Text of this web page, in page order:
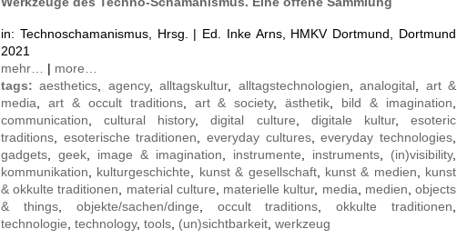
in: Technoschamanismus, Hrsg. | Ed. Inke Arns, HMKV Dortmund, Dortmund
2021
mehr… | more…
tags:aesthetics, agency,alltagskultur, alltagstechnologien,analogital, art &
media, art & occult traditions, art & society,ästhetik, bild & imagination,
communication,cultural history,digital culture, digitale kultur,esoteric
traditions, esoterische traditionen,everyday cultures,everyday technologies,
gadgets, geek, image & imagination, instrumente, instruments, (in)visibility,
kommunikation, kulturgeschichte, kunst & gesellschaft, kunst & medien, kunst
& okkulte traditionen, material culture, materielle kultur, media, medien,objects
& things, objekte/sachen/dinge, occult traditions,okkulte traditionen,
technologie, technology, tools, (un)sichtbarkeit, werkzeug